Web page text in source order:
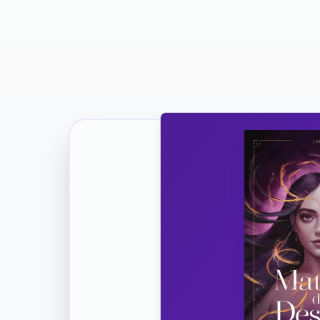
Vuoi
Ricevi la Tua Copia